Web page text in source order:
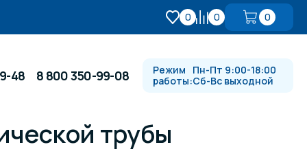
0 0 0
Противотоки и гидромассажи
48 8 800 350-99-08
Режим
работы:
Пн-Пт 9:00-18:00
Сб-Вс выходной
трубы